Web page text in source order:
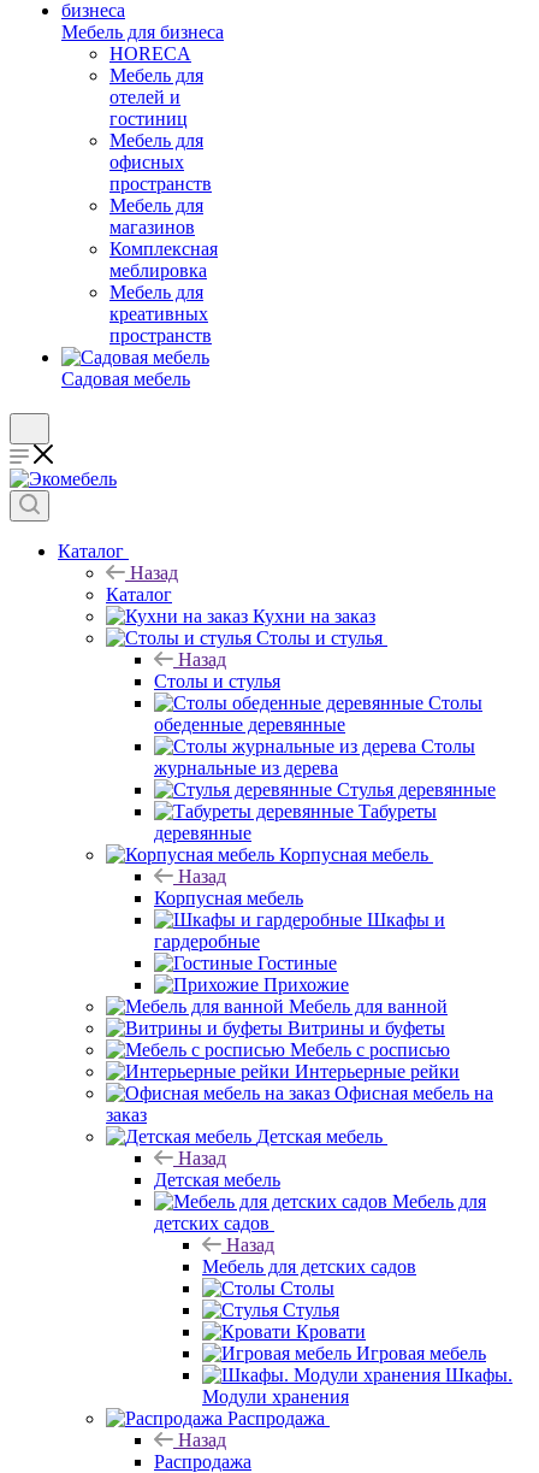
Мебель для бизнеса
HORECA
Мебель для
отелей и
гостиниц
Мебель для
офисных
пространств
Мебель для
магазинов
Комплексная
меблировка
Мебель для
креативных
пространств
Садовая мебель
Каталог
Назад
Каталог
Кухни на заказ
Столы и стулья
Назад
Столы и стулья
Столы
обеденные деревянные
Столы
журнальные из дерева
Стулья деревянные
Табуреты
деревянные
Корпусная мебель
Назад
Корпусная мебель
Шкафы и
гардеробные
Гостиные
Прихожие
Мебель для ванной
Витрины и буфеты
Мебель с росписью
Интерьерные рейки
Офисная мебель на
заказ
Детская мебель
Назад
Детская мебель
Мебель для
детских садов
Назад
Мебель для детских садов
Столы
Стулья
Кровати
Игровая мебель
Шкафы.
Модули хранения
Распродажа
Назад
Распродажа